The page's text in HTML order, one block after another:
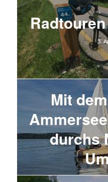
3.
Mit
durchs
25.